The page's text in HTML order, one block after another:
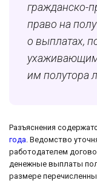
гражданско-
право на
о выплатах,
им полутора
Разъяснения
года. Ведомство
работодателем
денежные выплаты
размере